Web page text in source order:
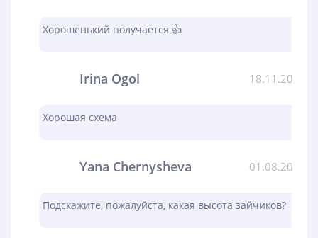
Хорошенький получается 👍
Irina Ogol 18.11.2023
Хорошая схема
Yana Chernysheva 01.08.2023
Подскажите, пожалуйста, какая высота зайчиков?